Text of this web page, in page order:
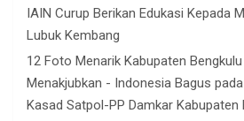
IAIN Curup Berikan Edukasi Kepada
Lubuk Kembang
12 Foto Menarik Kabupaten
Menakjubkan - Indonesia Bagus pada
Kasad Satpol-PP Damkar Kabupaten